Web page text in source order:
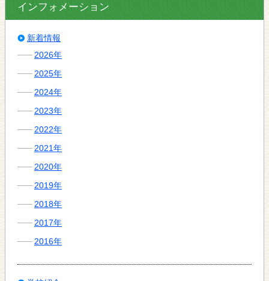
インフォメーション
新着情報
2026年
2025年
2024年
2023年
2022年
2021年
2020年
2019年
2018年
2017年
2016年